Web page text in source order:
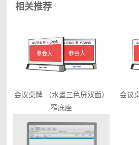
相关推荐
会议桌牌 （水墨三色屏双面）
窄底座
会议